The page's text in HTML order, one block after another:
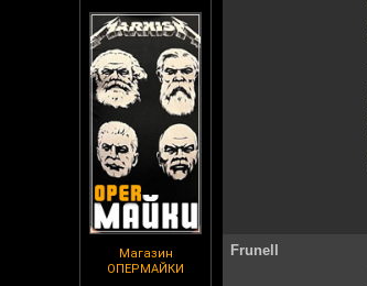
Магазин
ОПЕРМАЙКИ
Frunell